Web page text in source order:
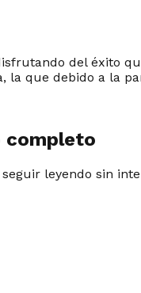
del éxito
que debido a la
completo
leyendo sin